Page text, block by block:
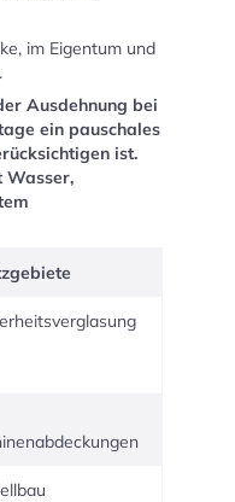
im Eigentum und
Ausdehnung bei
ein pauschales
ist.
Wasser,